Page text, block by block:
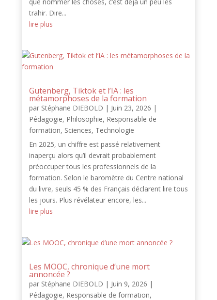
trahir. Dire...
lire plus
Gutenberg, Tiktok et l’IA : les
métamorphoses de la formation
par Stéphane DIEBOLD | Juin 23, 2026 |
Pédagogie, Philosophie, Responsable de
formation, Sciences, Technologie
En 2025, un chiffre est passé relativement
inaperçu alors qu’il devrait probablement
préoccuper tous les professionnels de la
formation. Selon le baromètre du Centre national
du livre, seuls 45 % des Français déclarent lire tous
les jours. Plus révélateur encore, les...
lire plus
Les MOOC, chronique d’une mort
annoncée ?
par Stéphane DIEBOLD | Juin 9, 2026 |
Pédagogie, Responsable de formation,